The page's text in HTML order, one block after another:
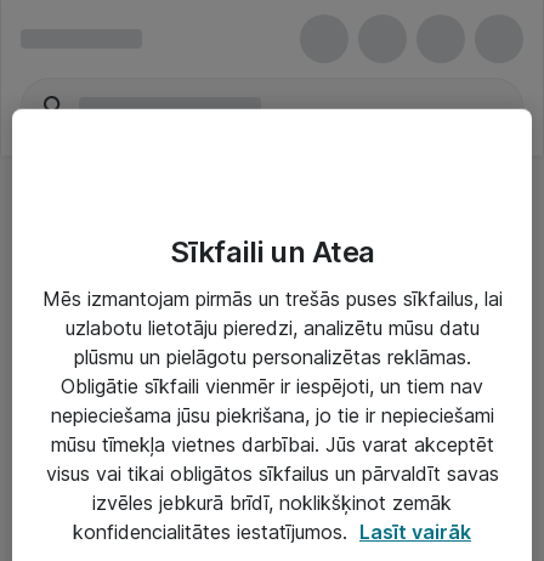
Risinājumi & Pakalpojumi
IT serviss un atbalsts
IT infrastruktūra
Darba vietu IT risinājumi
Serveri un datu centri
Sīkfaili un Atea
Mēs izmantojam pirmās un trešās puses sīkfailus, lai
uzlabotu lietotāju pieredzi, analizētu mūsu datu
plūsmu un pielāgotu personalizētas reklāmas.
Obligātie sīkfaili vienmēr ir iespējoti, un tiem nav
nepieciešama jūsu piekrišana, jo tie ir nepieciešami
mūsu tīmekļa vietnes darbībai. Jūs varat akceptēt
visus vai tikai obligātos sīkfailus un pārvaldīt savas
izvēles jebkurā brīdī, noklikšķinot zemāk
konfidencialitātes iestatījumos. Lasīt vairāk